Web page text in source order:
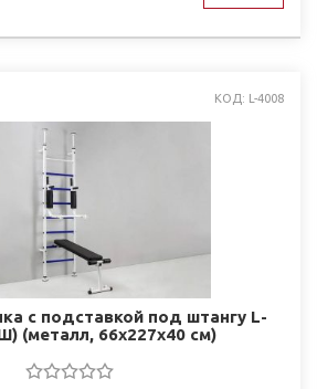
КОД: L-4008
с подставкой под штангу L-
(металл, 66x227x40 см)